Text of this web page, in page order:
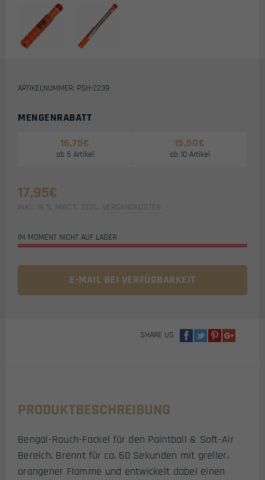
ARTIKELNUMMER: PSH-2239
MENGENRABATT
16,75€
ab 5 Artikel
15,50€
ab 10 Artikel
17,95€
INKL. 19 % MWST. ZZGL. VERSANDKOSTEN
IM MOMENT NICHT AUF LAGER
E-MAIL BEI VERFÜGBARKEIT
SHARE US
PRODUKTBESCHREIBUNG
Bengal-Rauch-Fackel für den Paintball & Soft-Air
Bereich. Brennt für ca. 60 Sekunden mit greller,
orangener Flamme und entwickelt dabei einen